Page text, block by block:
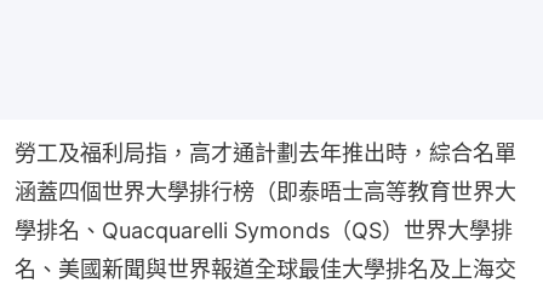
勞工及福利局指，高才通計劃去年推出時，綜合名單
涵蓋四個世界大學排行榜（即泰晤士高等教育世界大
學排名、Quacquarelli Symonds（QS）世界大學排
名、美國新聞與世界報道全球最佳大學排名及上海交